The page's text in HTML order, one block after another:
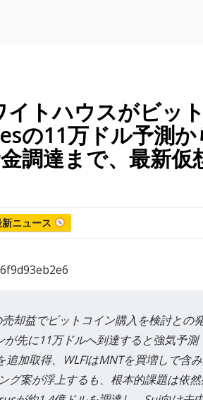
イトハウスがビッ
の11万ドル予測か
調達まで、最新仮
ニュース
却益でビットコイン購入を検討との
先に11万ドルへ到達すると強気予測
加取得、WLFIはMNTを買増しで含
グ案が浮上するも、根本的課題は依